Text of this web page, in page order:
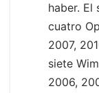
haber. El
cuatro
2007,
siete
2006,